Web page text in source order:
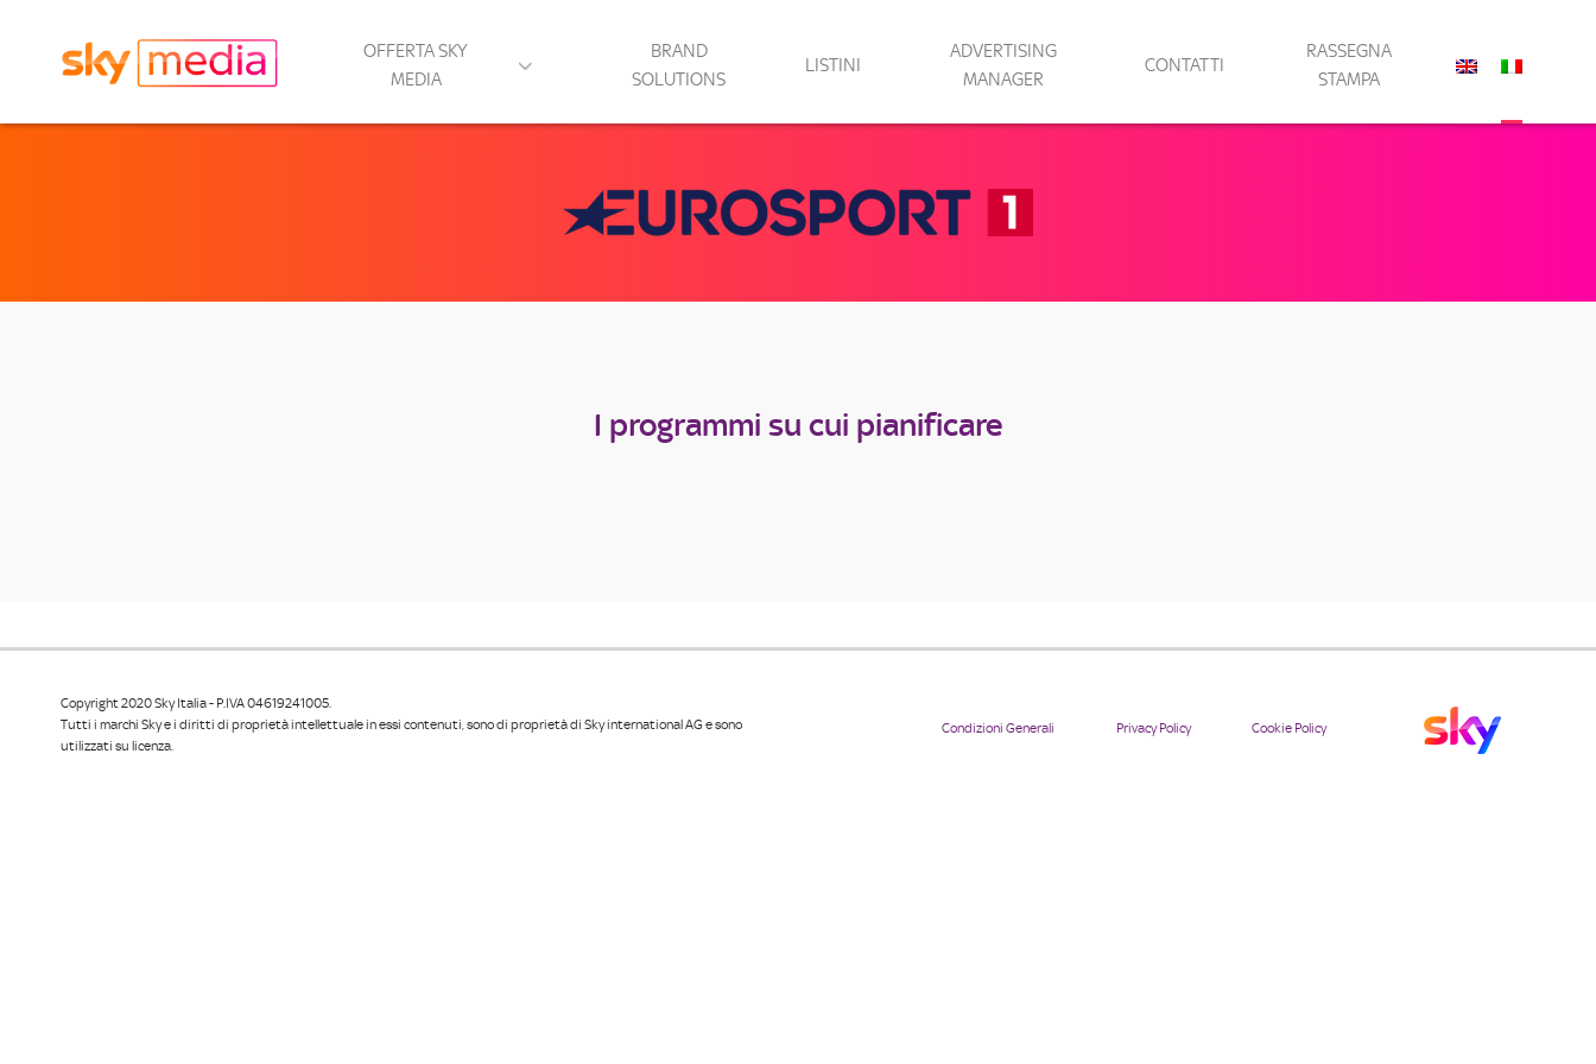
OFFERTA SKY
MEDIA
BRAND
SOLUTIONS
LISTINI
ADVERTISING
MANAGER
CONTATTI
RASSEGNA
STAMPA
I programmi su cui pianificare
Copyright 2020 Sky Italia - P.IVA 04619241005.
Tutti i marchi Sky e i diritti di proprietà intellettuale in essi contenuti, sono di proprietà di Sky international AG e sono
utilizzati su licenza.
Condizioni Generali Privacy Policy Cookie Policy